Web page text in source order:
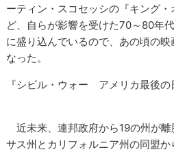
ーティン・スコセッシの『キング
ど、自らが影響を受けた70～80年
に盛り込んでいるので、あの頃の
なった。
『シビル・ウォー アメリカ最後の
近未来、連邦政府から19の州が
サス州とカリフォルニア州の同盟